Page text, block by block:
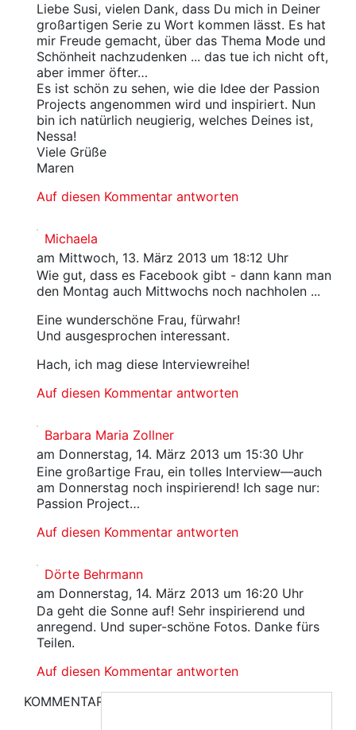
Liebe Susi, vielen Dank, dass Du mich in Deiner
großartigen Serie zu Wort kommen lässt. Es hat
mir Freude gemacht, über das Thema Mode und
Schönheit nachzudenken ... das tue ich nicht oft,
aber immer öfter…
Es ist schön zu sehen, wie die Idee der Passion
Projects angenommen wird und inspiriert. Nun
bin ich natürlich neugierig, welches Deines ist,
Nessa!
Viele Grüße
Maren
Auf diesen Kommentar antworten
Michaela
am Mittwoch, 13. März 2013 um 18:12 Uhr
Wie gut, dass es Facebook gibt - dann kann man
den Montag auch Mittwochs noch nachholen ...
Eine wunderschöne Frau, fürwahr!
Und ausgesprochen interessant.
Hach, ich mag diese Interviewreihe!
Auf diesen Kommentar antworten
Barbara Maria Zollner
am Donnerstag, 14. März 2013 um 15:30 Uhr
Eine großartige Frau, ein tolles Interview—auch
am Donnerstag noch inspirierend! Ich sage nur:
Passion Project…
Auf diesen Kommentar antworten
Dörte Behrmann
am Donnerstag, 14. März 2013 um 16:20 Uhr
Da geht die Sonne auf! Sehr inspirierend und
anregend. Und super-schöne Fotos. Danke fürs
Teilen.
Auf diesen Kommentar antworten
KOMMENTAR